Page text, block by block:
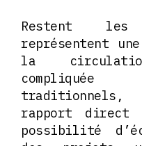
Restent
représentent
la
rapport
possibilité